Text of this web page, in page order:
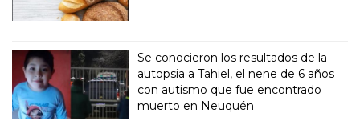
Se conocieron los resultados de la
autopsia a Tahiel, el nene de 6 años
con autismo que fue encontrado
muerto en Neuquén